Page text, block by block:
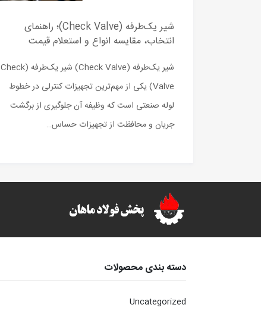
شیر یک‌طرفه (Check Valve)؛ راهنمای
انتخاب، مقایسه انواع و استعلام قیمت
شیر یک‌طرفه (Check Valve) شیر یک‌طرفه (Check
Valve) یکی از مهم‌ترین تجهیزات کنترلی در خطوط
لوله صنعتی است که وظیفه آن جلوگیری از برگشت
جریان و محافظت از تجهیزات حساس…
دسته بندی محصولات
Uncategorized